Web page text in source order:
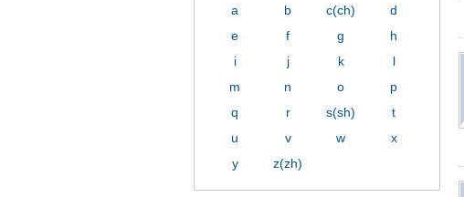
a
b c(ch)
d
e
f g
h
i
j k
l
m
n o
p
q
r s(sh)
t
u
v w
x
y
z(zh)